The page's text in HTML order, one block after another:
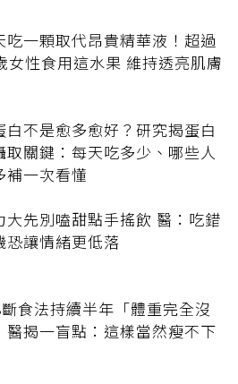
吃一顆取代昂貴精華液！超過
女性食用這水果 維持透亮肌膚
白不是愈多愈好？研究揭蛋白
取關鍵：每天吃多少、哪些人
補一次看懂
大先別嗑甜點手搖飲 醫：吃錯
恐讓情緒更低落
食法持續半年「體重完全沒
醫揭一盲點：這樣當然瘦不下